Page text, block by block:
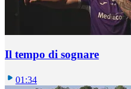
Il tempo di sognare
01:34